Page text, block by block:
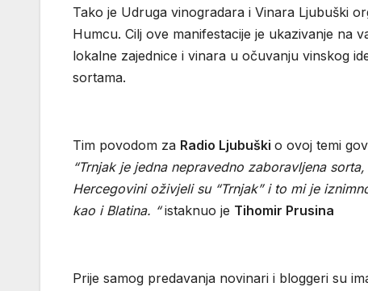
Tako je Udruga vinogradara i Vinara Ljubuški
Humcu. Cilj ove manifestacije je ukazivanje na
lokalne zajednice i vinara u očuvanju vinskog
sortama.
Tim povodom za Radio Ljubuški o ovoj temi
“Trnjak je jedna nepravedno zaboravljena
Hercegovini oživjeli su “Trnjak” i to mi je
kao i Blatina. “istaknuo je Tihomir Prusina
Prije samog predavanja novinari i bloggeri su